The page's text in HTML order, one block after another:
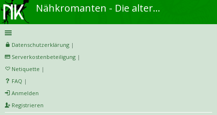
Nähkromanten - Die alternative Näh- und DIY-Community
Datenschutzerklärung |
Serverkostenbeteiligung |
Netiquette |
FAQ |
Anmelden
Registrieren